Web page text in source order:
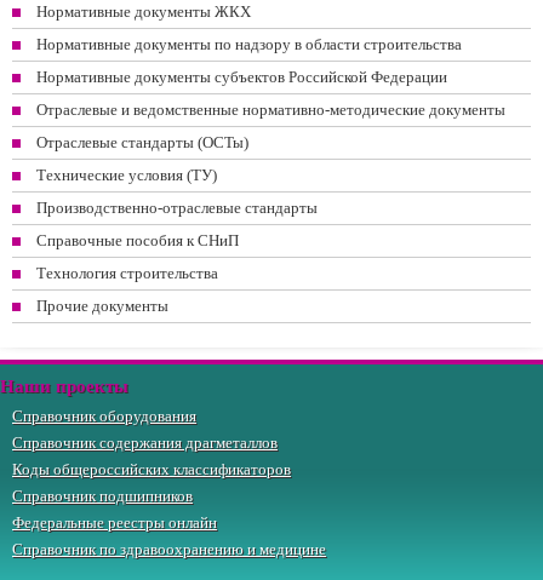
Нормативные документы ЖКХ
Нормативные документы по надзору в области строительства
Нормативные документы субъектов Российской Федерации
Отраслевые и ведомственные нормативно-методические документы
Отраслевые стандарты (ОСТы)
Технические условия (ТУ)
Производственно-отраслевые стандарты
Справочные пособия к СНиП
Технология строительства
Прочие документы
Наши проекты
Справочник оборудования
Справочник содержания драгметаллов
Коды общероссийских классификаторов
Справочник подшипников
Федеральные реестры онлайн
Справочник по здравоохранению и медицине